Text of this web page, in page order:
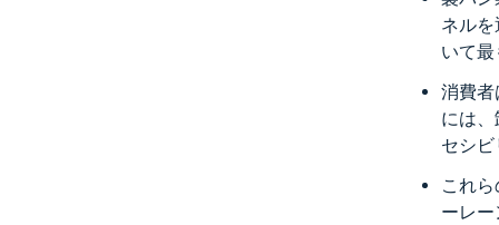
ネル
いて最
消費
には
セシビ
これ
ーレ